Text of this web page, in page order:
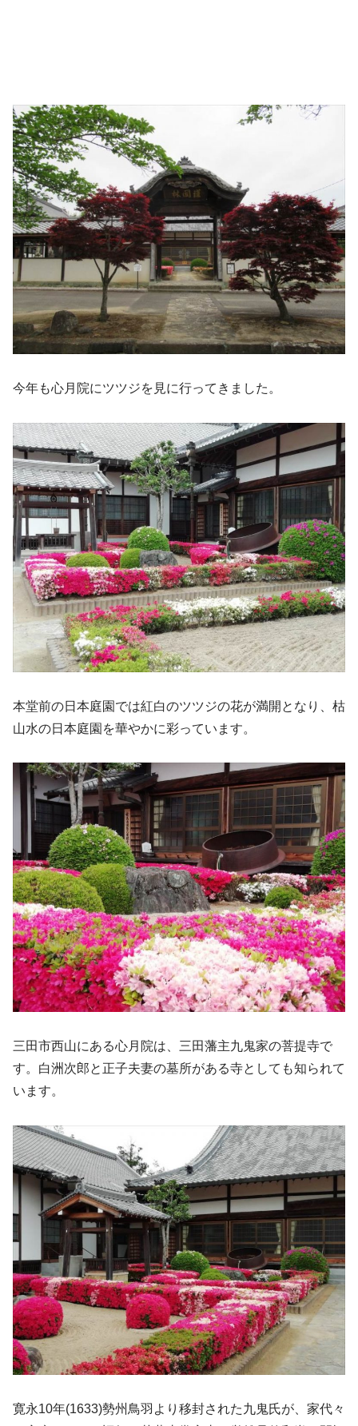
今年も心月院にツツジを見に行ってきました。
本堂前の日本庭園では紅白のツツジの花が満開となり、枯
山水の日本庭園を華やかに彩っています。
三田市西山にある心月院は、三田藩主九鬼家の菩提寺で
す。白洲次郎と正子夫妻の墓所がある寺としても知られて
います。
寛永10年(1633)勢州鳥羽より移封された九鬼氏が、家代々